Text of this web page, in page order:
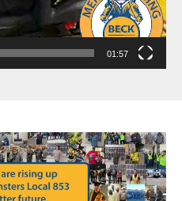
01:57